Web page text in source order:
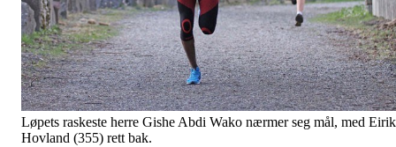
Løpets raskeste herre Gishe Abdi Wako nærmer seg mål, med Eirik
Hovland (355) rett bak.